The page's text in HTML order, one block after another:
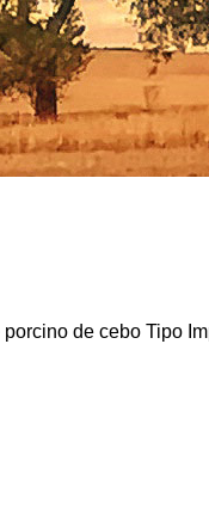
Tipo Importe